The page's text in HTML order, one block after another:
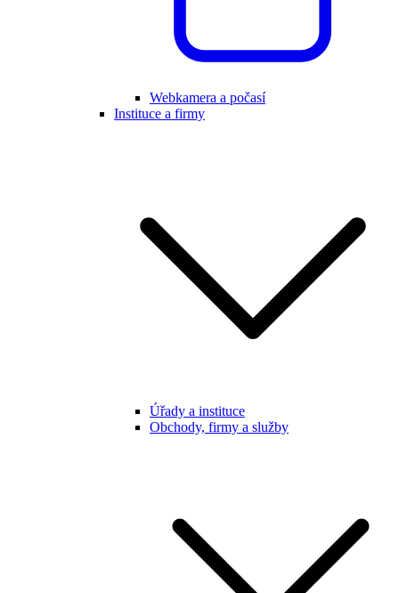
Webkamera a počasí
Instituce a firmy
Úřady a instituce
Obchody, firmy a služby